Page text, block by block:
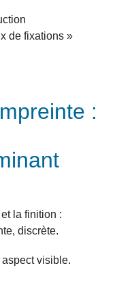
de fixations »
:
la finition :
discrète.
visible.